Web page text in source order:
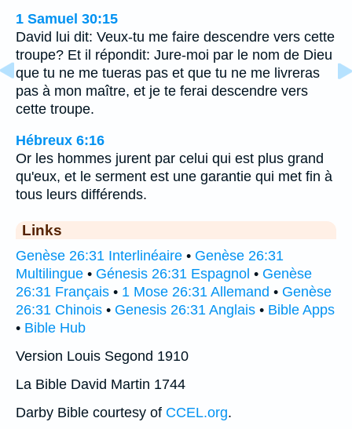
1 Samuel 30:15
David lui dit: Veux-tu me faire descendre vers cette
troupe? Et il répondit: Jure-moi par le nom de Dieu
que tu ne me tueras pas et que tu ne me livreras
pas à mon maître, et je te ferai descendre vers
cette troupe.
Hébreux 6:16
Or les hommes jurent par celui qui est plus grand
qu'eux, et le serment est une garantie qui met fin à
tous leurs différends.
Links
Genèse 26:31 Interlinéaire • Genèse 26:31
Multilingue • Génesis 26:31 Espagnol • Genèse
26:31 Français • 1 Mose 26:31 Allemand • Genèse
26:31 Chinois • Genesis 26:31 Anglais • Bible Apps
• Bible Hub
Version Louis Segond 1910
La Bible David Martin 1744
Darby Bible courtesy of CCEL.org.